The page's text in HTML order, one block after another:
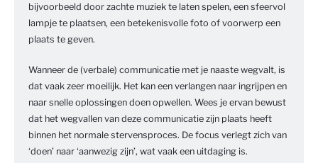
bijvoorbeeld door zachte muziek te laten spelen, een sfeervol
lampje te plaatsen, een betekenisvolle foto of voorwerp een
plaats te geven.
Wanneer de (verbale) communicatie met je naaste wegvalt, is
dat vaak zeer moeilijk. Het kan een verlangen naar ingrijpen en
naar snelle oplossingen doen opwellen. Wees je ervan bewust
dat het wegvallen van deze communicatie zijn plaats heeft
binnen het normale stervensproces. De focus verlegt zich van
‘doen’ naar ‘aanwezig zijn’, wat vaak een uitdaging is.